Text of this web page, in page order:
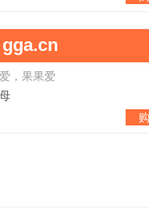
btb.com
比特币
纯字母